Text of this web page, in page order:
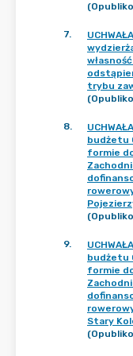
7.
trybu
8.
budżetu
formie
9.
budżetu
formie
Stary